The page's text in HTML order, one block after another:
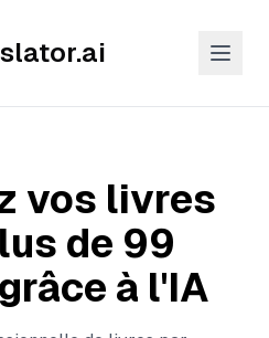
vos livres
de 99
à l'IA